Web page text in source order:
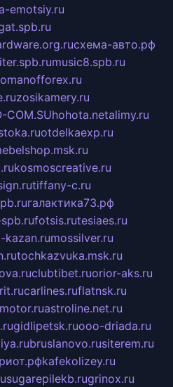
emotsiy.ru
схема-авто.рф
music8.spb.ru
zosikamery.ru
COM.SUhohota.netalimy.ru
otdelkaexp.ru
kosmoscreative.ru
tiffany-c.ru
галактика73.рф
fotsis.rutesiaes.ru
kazan.rumossilver.ru
tochkazvuka.msk.ru
clubtibet.ruorior-aks.ru
carlines.ruflatnsk.ru
astroline.net.ru
gidlipetsk.ruooo-driada.ru
bruslanovo.rusiterem.ru
kafekolizey.ru
sugarepilekb.rugrinox.ru